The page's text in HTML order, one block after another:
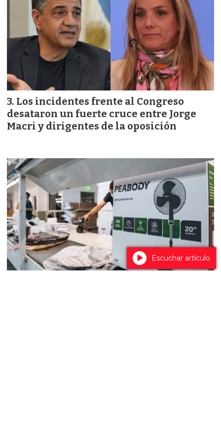
Los incidentes frente al Congreso
desataron un fuerte cruce entre Jorge
Macri y dirigentes de la oposición
Escuchar artículo